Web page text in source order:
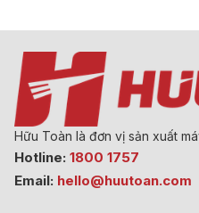
Hữu Toàn là đơn vị sản xuất
Hotline: 1800 1757
Email: hello@huutoan.com